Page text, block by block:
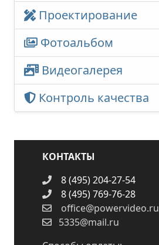
Проектирование
Фотоальбом
Видеогалерея
Контроль качества
КОНТАКТЫ
8 (495) 204-27-54
8 (495) 769-76-28
office@powervideo.ru
5335@mail.ru